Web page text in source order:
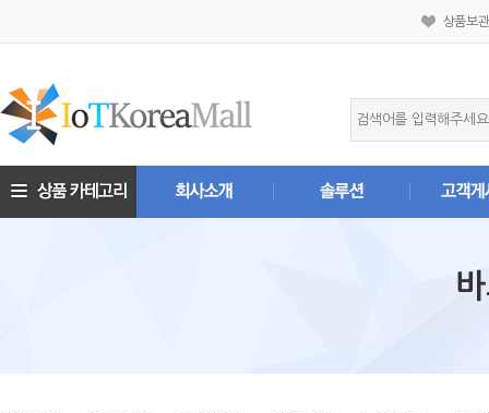
상품보